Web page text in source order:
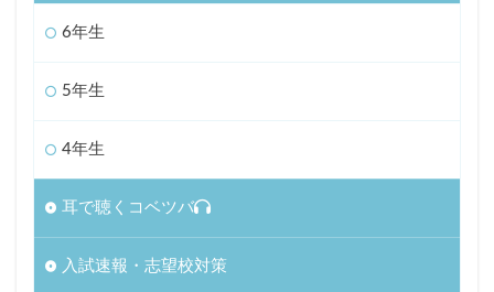
6年生
5年生
4年生
耳で聴くコベツバ
入試速報・志望校対策